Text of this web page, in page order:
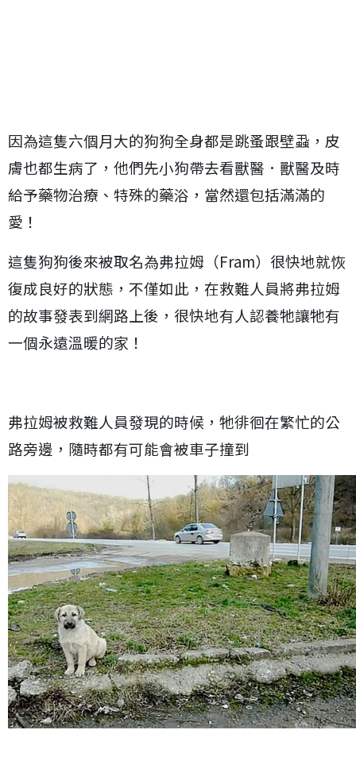
因為這隻六個月大的狗狗全身都是跳蚤跟壁蝨，皮
膚也都生病了，他們先小狗帶去看獸醫．獸醫及時
給予藥物治療、特殊的藥浴，當然還包括滿滿的
愛！
這隻狗狗後來被取名為弗拉姆（Fram）很快地就恢
復成良好的狀態，不僅如此，在救難人員將弗拉姆
的故事發表到網路上後，很快地有人認養牠讓牠有
一個永遠溫暖的家！
弗拉姆被救難人員發現的時候，牠徘徊在繁忙的公
路旁邊，隨時都有可能會被車子撞到